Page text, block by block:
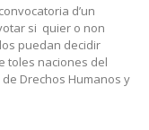
d’un
si quier o non
puedan decidir
toles naciones del
Drechos Humanos y